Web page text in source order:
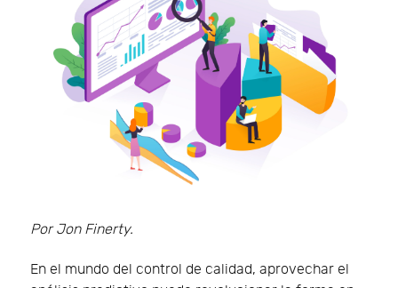
Por Jon Finerty.
En el mundo del control de calidad, aprovechar el